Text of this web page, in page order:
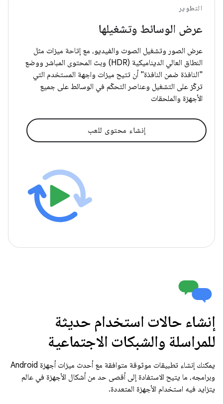
التطوير
عرض الوسائط وتشغيلها
عرض الصور وتشغيل الصوت والفيديو، مع إتاحة ميزات مثل
النطاق العالي الديناميكية (HDR) وبث المحتوى المباشر ووضع
"النافذة ضمن النافذة" أن تتيح ميزات واجهة المستخدم التي
تركّز على التشغيل وعناصر التحكّم في الوسائط على جميع
الأجهزة والملحقات
إنشاء محتوى للعب
إنشاء حالات استخدام حديثة
للمراسلة والشبكات الاجتماعية
يمكنك إنشاء تطبيقات موثوقة متوافقة مع أحدث ميزات أجهزة Android
وبرامجه، ما يتيح الاستفادة إلى أقصى حد من أشكال الأجهزة في عالم
يتزايد فيه استخدام الأجهزة المتعددة.